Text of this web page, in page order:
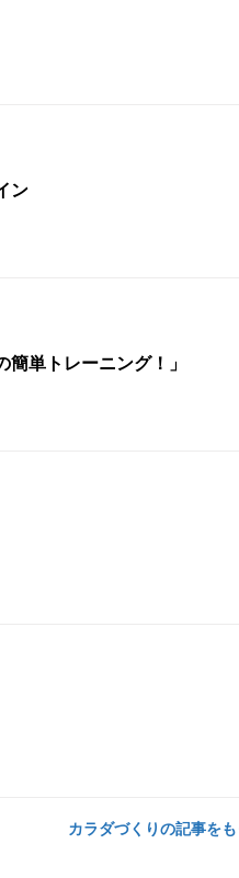
ン
単トレーニング！」
カラダづくりの記事を